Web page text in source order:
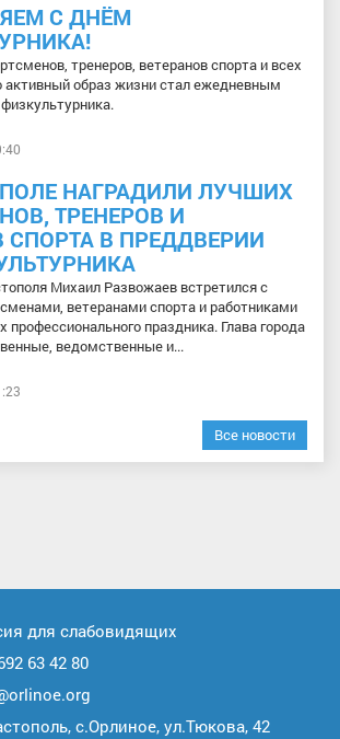
С ДНЁМ
тренеров, ветеранов спорта и всех
активный образ жизни стал ежедневным
НАГРАДИЛИ ЛУЧШИХ
ТРЕНЕРОВ И
СПОРТА В ПРЕДДВЕРИИ
Михаил Развожаев встретился с
ветеранами спорта и работниками
профессионального праздника. Глава города
ведомственные и...
Все новости
для слабовидящих
63 42 80
с.Орлиное, ул.Тюкова, 42